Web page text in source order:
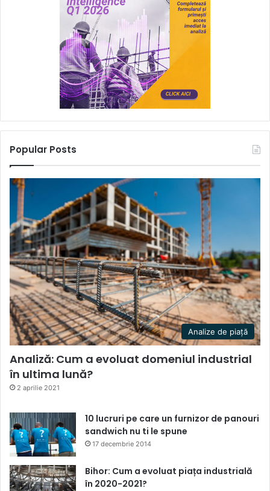
Popular Posts
Analize de piață
Analiză: Cum a evoluat domeniul industrial
în ultima lună?
2 aprilie 2021
10 lucruri pe care un furnizor de panouri
sandwich nu ti le spune
17 decembrie 2014
Bihor: Cum a evoluat piața industrială
în 2020-2021?